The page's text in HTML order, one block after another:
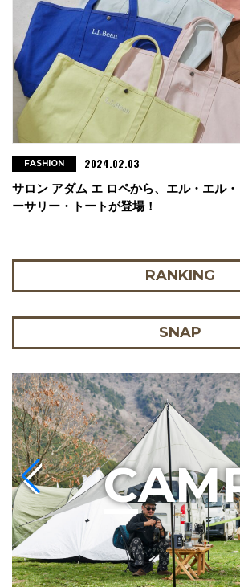
サロン アダム エ ロペから、エル・エル
ーサリー・トートが登場！
FASHION 2024.02.03
RANKING
SNAP
C